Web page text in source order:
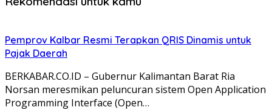
Pemprov Kalbar Resmi Terapkan QRIS Dinamis untuk
Pajak Daerah
BERKABAR.CO.ID – Gubernur Kalimantan Barat Ria
Norsan meresmikan peluncuran sistem Open Application
Programming Interface (Open…